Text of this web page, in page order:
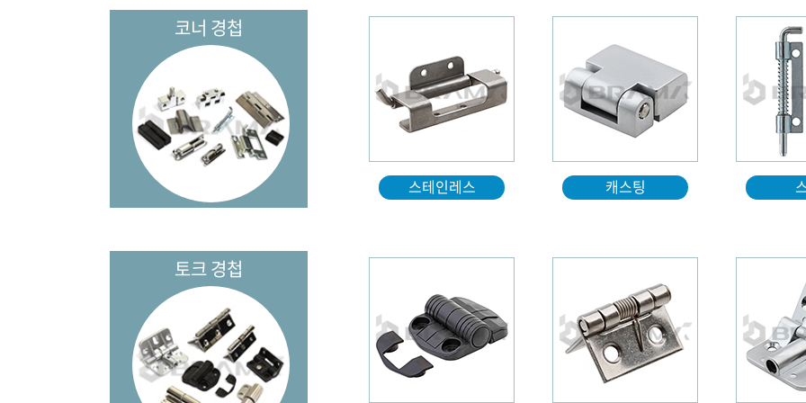
코너 경첩
스테인레스 캐스팅
토크 경첩